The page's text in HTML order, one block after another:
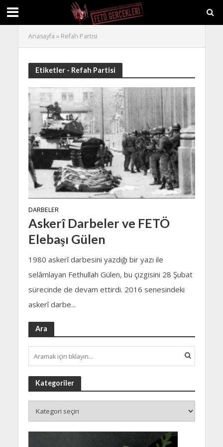
Anasayfa » Refah Partisi
Etiketler - Refah Partisi
DARBELER
Askerî Darbeler ve FETÖ
Elebaşı Gülen
1980 askerî darbesini yazdığı bir yazı ile
selâmlayan Fethullah Gülen, bu çizgisini 28 Şubat
sürecinde de devam ettirdi. 2016 senesindeki
askerî darbe...
Ara
Kategoriler